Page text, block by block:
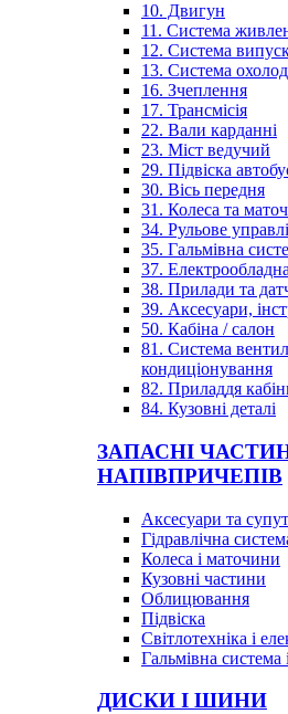
10. Двигун
11. Система
12. Система
13. Система
16. Зчеплення
17. Трансмісія
22. Вали карданні
23. Міст ведучий
29. Підвіска
30. Вісь передня
31. Колеса та
34. Рульове
35. Гальмівна
37.
38. Прилади та
39. Аксесуари,
50. Кабіна / салон
81. Система
кондиціонування
82. Приладдя
84. Кузовні деталі
ЗАПАСНІ
НАПІВПРИЧЕПІВ
Аксесуари та
Гідравлічна
Колеса і маточини
Кузовні частини
Облицювання
Підвіска
Світлотехніка і
Гальмівна система
ДИСКИ І ШИНИ